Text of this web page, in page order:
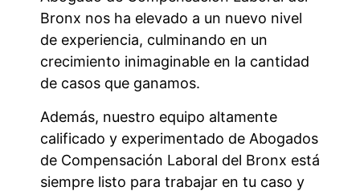
Bronx nos ha elevado a un nuevo nivel
de experiencia, culminando en un
crecimiento inimaginable en la cantidad
de casos que ganamos.
Además, nuestro equipo altamente
calificado y experimentado de Abogados
de Compensación Laboral del Bronx está
siempre listo para trabajar en tu caso y